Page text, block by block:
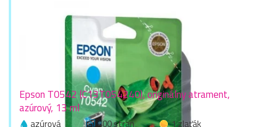
Epson T0542 (C13T054240), originálny atrament,
azúrový, 13 ml
azúrová 400 stran 1 zlaťák